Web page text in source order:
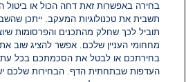
הוסף תגובה
בחירה באפשרות זאת דחה הכול או
תשבית את טכנולוגיות המעקב. ייתכן
תוביל לכך שחלק מהתכנים והפרסומות
מחחומי העניין שלכם. אפשר להציג שוב
בחירתכם או לבטל את הסכמתכם בכל עת
העדפות שבתחתית הדף. הבחירות שלכם